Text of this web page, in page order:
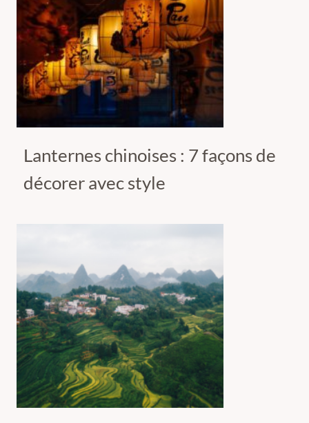
Lanternes chinoises : 7 façons de
décorer avec style